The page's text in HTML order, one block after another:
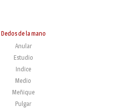
Dedos de la mano
Anular
Estudio
Indice
Medio
Meñique
Pulgar